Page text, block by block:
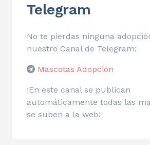
Telegram
No te pierdas ninguna
nuestro Canal de Telegram:
Mascotas Adopción
¡En este canal se publican
automáticamente todas las
se suben a la web!